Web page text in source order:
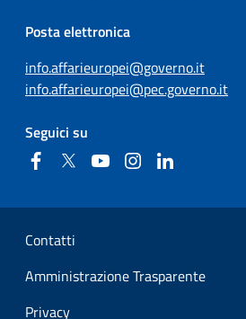
Posta elettronica
info.affarieuropei@governo.it
info.affarieuropei@pec.governo.it
Seguici su
FacebookTwitter YouTubeInstagram
Sezione Link Utili
Contatti
Amministrazione Trasparente
Privacy